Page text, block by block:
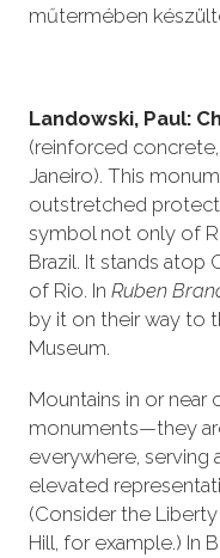
műtermében
Landowski, Paul:
(reinforced
Janeiro). This
outstretched
symbol not only of
Brazil. It stands atop
of Rio. In Ruben
by it on their way to
Museum.
Mountains in or
monuments—they
everywhere, serving
elevated
(Consider the
Hill, for example.) In